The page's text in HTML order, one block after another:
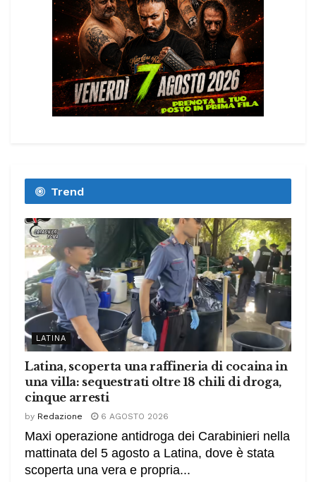
Trend
LATINA
Latina, scoperta una raffineria di cocaina in
una villa: sequestrati oltre 18 chili di droga,
cinque arresti
by Redazione 6 AGOSTO 2026
Maxi operazione antidroga dei Carabinieri nella
mattinata del 5 agosto a Latina, dove è stata
scoperta una vera e propria...